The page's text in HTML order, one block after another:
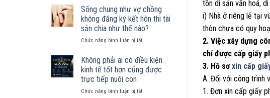
nữ
sống
chung
như
vợ
trong
trường
hợp
được
Sống chung như vợ chồng
không đăng ký kết hôn thì tài
sản chia như thế nào?
Chức năng bình luận bị tắtở
chung
như
vợ
không
Không phải ai có điều kiện
kinh tế tốt hơn cũng được
trực tiếp nuôi con
Chức năng bình luận bị tắtở
tồn di sản văn hoá,
i) Nhà ở riêng lẻ tại
thôn chưa có quy
2. Việc xây dựng
chỉ được cấp giấy
3. Hồ sơ xin cấp
A. Đối với công trình
1. Đơn xin cấp giấy